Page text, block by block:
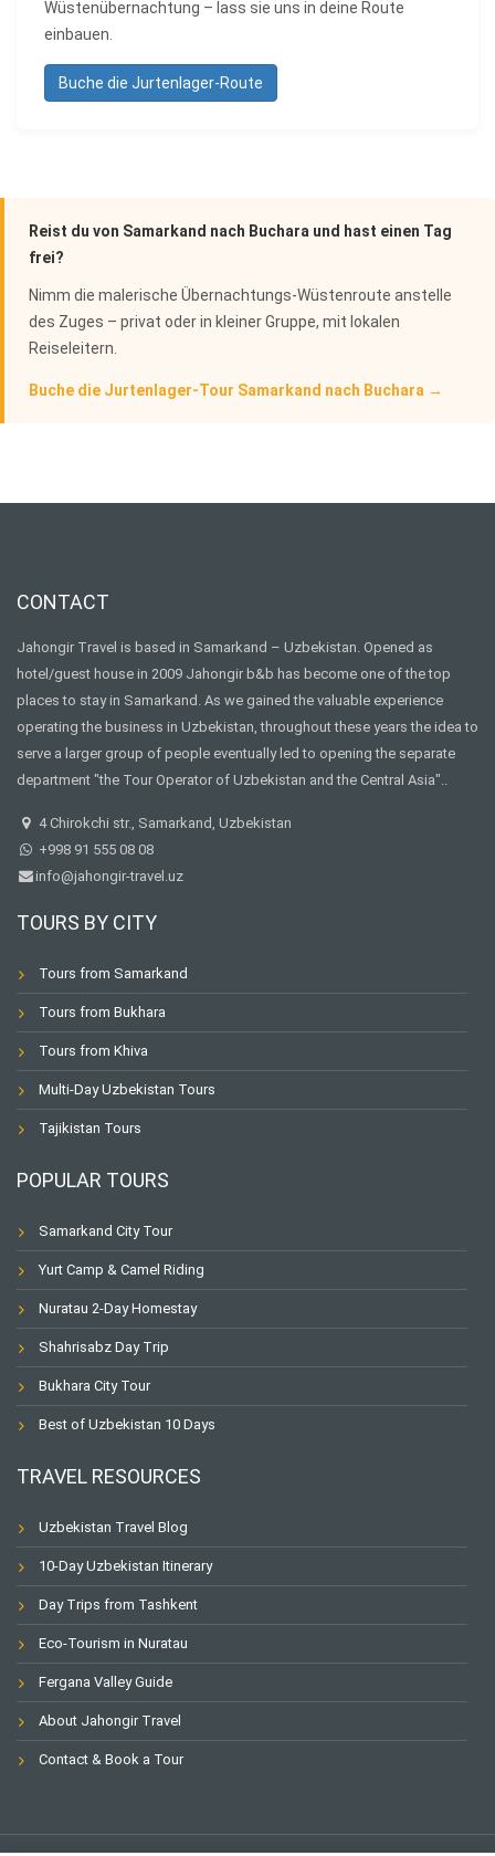
Wüstenübernachtung – lass sie uns in deine Route
einbauen.
Buche die Jurtenlager-Route
Reist du von Samarkand nach Buchara und hast einen Tag
frei?
Nimm die malerische Übernachtungs-Wüstenroute anstelle
des Zuges – privat oder in kleiner Gruppe, mit lokalen
Reiseleitern.
Buche die Jurtenlager-Tour Samarkand nach Buchara →
CONTACT
Jahongir Travel is based in Samarkand – Uzbekistan. Opened as
hotel/guest house in 2009 Jahongir b&b has become one of the top
places to stay in Samarkand. As we gained the valuable experience
operating the business in Uzbekistan, throughout these years the idea to
serve a larger group of people eventually led to opening the separate
department "the Tour Operator of Uzbekistan and the Central Asia"..
4 Chirokchi str., Samarkand, Uzbekistan
+998 91 555 08 08
info@jahongir-travel.uz
TOURS BY CITY
Tours from Samarkand
Tours from Bukhara
Tours from Khiva
Multi-Day Uzbekistan Tours
Tajikistan Tours
POPULAR TOURS
Samarkand City Tour
Yurt Camp & Camel Riding
Nuratau 2-Day Homestay
Shahrisabz Day Trip
Bukhara City Tour
Best of Uzbekistan 10 Days
TRAVEL RESOURCES
Uzbekistan Travel Blog
10-Day Uzbekistan Itinerary
Day Trips from Tashkent
Eco-Tourism in Nuratau
Fergana Valley Guide
About Jahongir Travel
Contact & Book a Tour